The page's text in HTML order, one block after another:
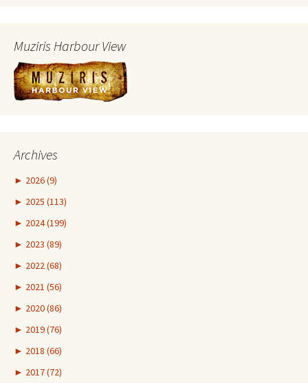
Muziris Harbour View
Archives
► 2026 (9)
► 2025 (113)
► 2024 (199)
► 2023 (89)
► 2022 (68)
► 2021 (56)
► 2020 (86)
► 2019 (76)
► 2018 (66)
► 2017 (72)